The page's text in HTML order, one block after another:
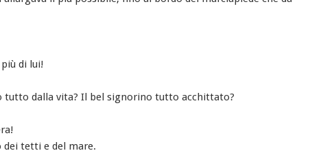
di lui!
tutto dalla vita? Il bel signorino tutto acchittato?
dei tetti e del mare.